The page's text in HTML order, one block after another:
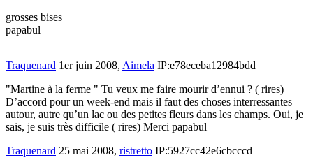
grosses bises
papabul
Traquenard 1er juin 2008, Aimela IP:e78eceba12984bdd
"Martine à la ferme " Tu veux me faire mourir d’ennui ? ( rires)
D’accord pour un week-end mais il faut des choses interressantes
autour, autre qu’un lac ou des petites fleurs dans les champs. Oui, je
sais, je suis très difficile ( rires) Merci papabul
Traquenard 25 mai 2008, ristretto IP:5927cc42e6cbcccd